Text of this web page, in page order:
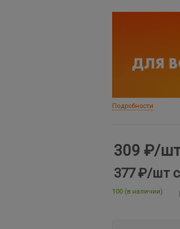
Подробности
309 ₽/
377 ₽/шт
100 (в наличии)